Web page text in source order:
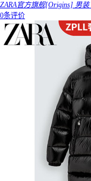
ZARA官方旗舰[Origins] 男
0条评价